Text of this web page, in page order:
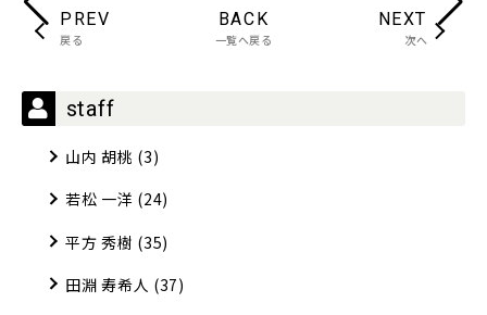
PREV
戻る
BACK
一覧へ戻る
NEXT
次へ
staff
山内 胡桃 (3)
若松 一洋 (24)
平方 秀樹 (35)
田淵 寿希人 (37)